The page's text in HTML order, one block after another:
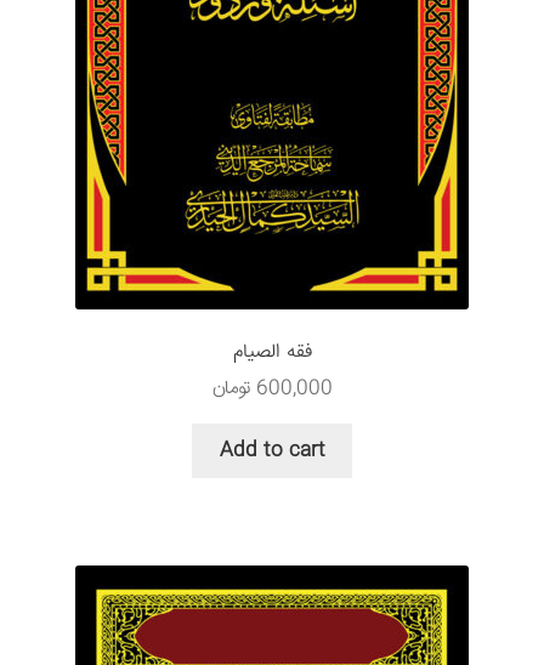
فقه الصیام
600,000 تومان
Add to cart